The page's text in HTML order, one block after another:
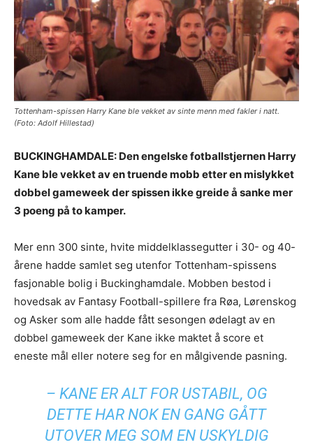
Tottenham-spissen Harry Kane ble vekket av sinte menn med fakler i natt.
(Foto: Adolf Hillestad)
BUCKINGHAMDALE: Den engelske fotballstjernen Harry
Kane ble vekket av en truende mobb etter en mislykket
dobbel gameweek der spissen ikke greide å sanke mer
3 poeng på to kamper.
Mer enn 300 sinte, hvite middelklassegutter i 30- og 40-
årene hadde samlet seg utenfor Tottenham-spissens
fasjonable bolig i Buckinghamdale. Mobben bestod i
hovedsak av Fantasy Football-spillere fra Røa, Lørenskog
og Asker som alle hadde fått sesongen ødelagt av en
dobbel gameweek der Kane ikke maktet å score et
eneste mål eller notere seg for en målgivende pasning.
– KANE ER ALT FOR USTABIL, OG
DETTE HAR NOK EN GANG GÅTT
UTOVER MEG SOM EN USKYLDIG